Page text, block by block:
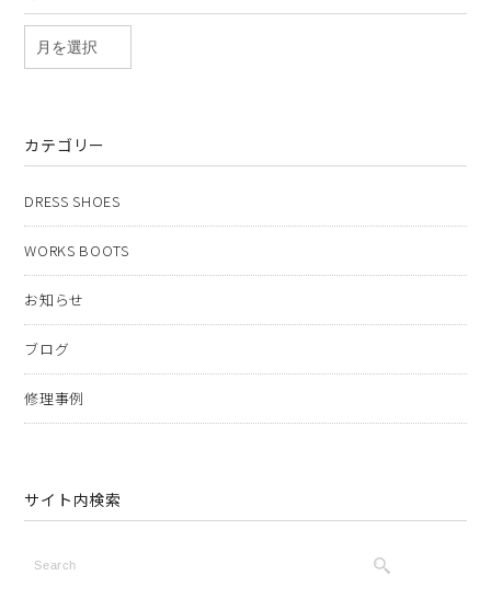
カテゴリー
DRESS SHOES
WORKS BOOTS
お知らせ
ブログ
修理事例
サイト内検索